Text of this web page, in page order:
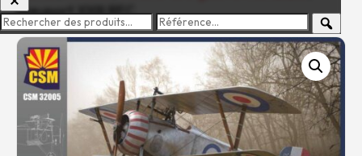
-20%Pouvoir d'achat
Rechercher des produits...
Nieuport XXIII RFC